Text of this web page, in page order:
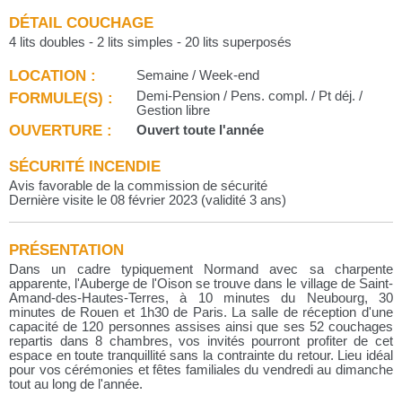
DÉTAIL COUCHAGE
4 lits doubles - 2 lits simples - 20 lits superposés
LOCATION : Semaine / Week-end
FORMULE(S) :
Demi-Pension / Pens. compl. / Pt déj. /
Gestion libre
OUVERTURE : Ouvert toute l'année
SÉCURITÉ INCENDIE
Avis favorable de la commission de sécurité
Dernière visite le 08 février 2023 (validité 3 ans)
PRÉSENTATION
Dans un cadre typiquement Normand avec sa charpente
apparente, l'Auberge de l'Oison se trouve dans le village de Saint-
Amand-des-Hautes-Terres, à 10 minutes du Neubourg, 30
minutes de Rouen et 1h30 de Paris. La salle de réception d'une
capacité de 120 personnes assises ainsi que ses 52 couchages
repartis dans 8 chambres, vos invités pourront profiter de cet
espace en toute tranquillité sans la contrainte du retour. Lieu idéal
pour vos cérémonies et fêtes familiales du vendredi au dimanche
tout au long de l'année.